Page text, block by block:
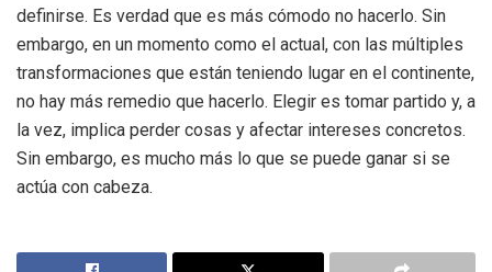
definirse. Es verdad que es más cómodo no hacerlo. Sin
embargo, en un momento como el actual, con las múltiples
transformaciones que están teniendo lugar en el continente,
no hay más remedio que hacerlo. Elegir es tomar partido y, a
la vez, implica perder cosas y afectar intereses concretos.
Sin embargo, es mucho más lo que se puede ganar si se
actúa con cabeza.